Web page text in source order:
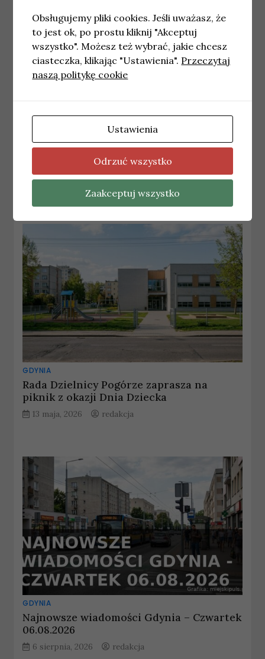
Najnowsze wiadomości Gdynia – Piątek
17 lipca, 2026 redakcja
GDYNIA
Rada Dzielnicy Pogórze zaprasza na
piknik z okazji Dnia Dziecka
13 maja, 2026 redakcja
GDYNIA
Najnowsze wiadomości Gdynia – Czwartek
06.08.2026
6 sierpnia, 2026 redakcja
Obsługujemy pliki cookies. Jeśli uważasz, że
to jest ok, po prostu kliknij "Akceptuj
wszystko". Możesz też wybrać, jakie chcesz
ciasteczka, klikając "Ustawienia". Przeczytaj
naszą politykę cookie
Ustawienia
Odrzuć wszystko
Zaakceptuj wszystko